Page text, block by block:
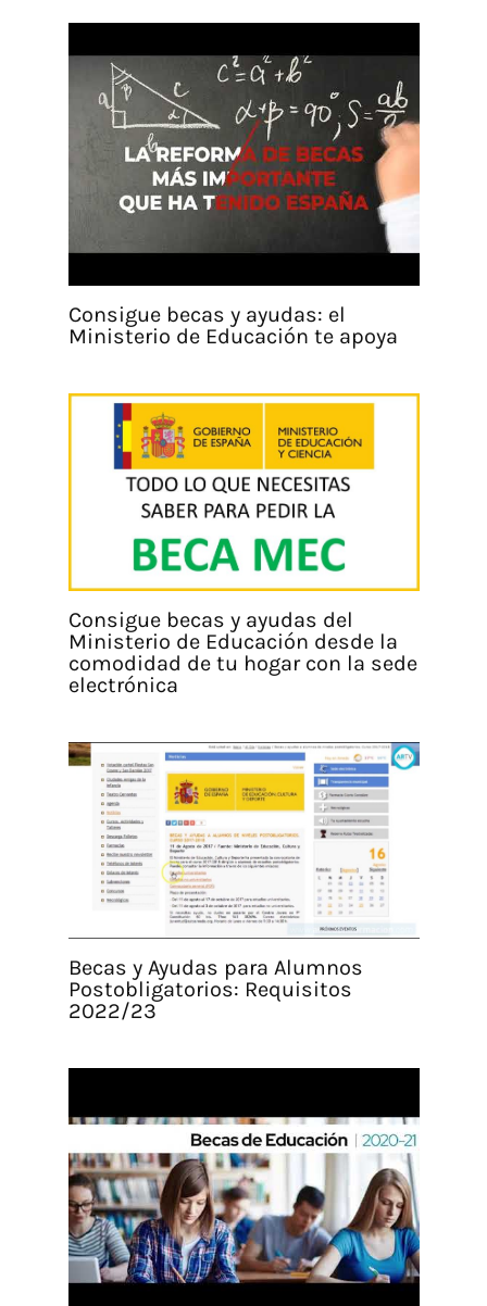
Consigue becas y ayudas: el
Ministerio de Educación te apoya
Consigue becas y ayudas del
Ministerio de Educación desde la
comodidad de tu hogar con la sede
electrónica
Becas y Ayudas para Alumnos
Postobligatorios: Requisitos
2022/23